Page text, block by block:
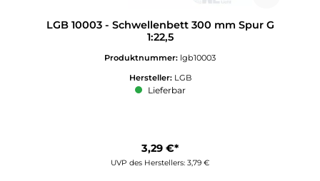
LGB 10003 - Schwellenbett 300 mm Spur G
1:22,5
Produktnummer: lgb10003
Hersteller: LGB
Lieferbar
3,29 €*
UVP des Herstellers: 3,79 €